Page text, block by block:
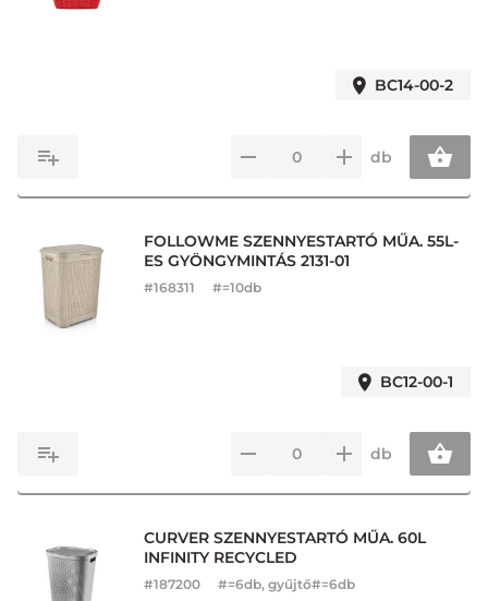
BC14-00-2
db
FOLLOWME SZENNYESTARTÓ MŰA. 55L-
ES GYÖNGYMINTÁS 2131-01
#168311 #=10db
BC12-00-1
db
CURVER SZENNYESTARTÓ MŰA. 60L
INFINITY RECYCLED
#187200 #=6db, gyűjtő#=6db